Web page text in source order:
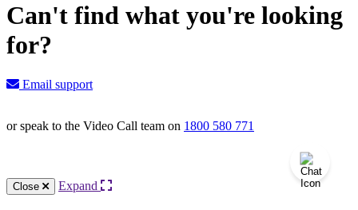
Can't find what you're looking
for?
Email support
or speak to the Video Call team on 1800 580 771
Close
Expand